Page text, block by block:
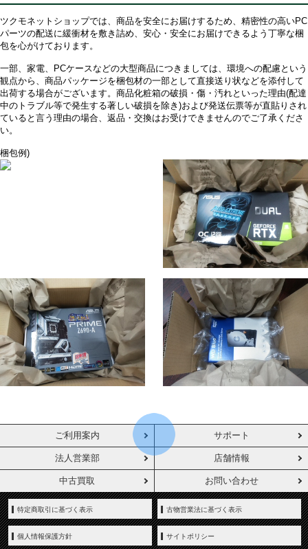
ツクモネットショップでは、商品を安全にお届けするため、精密性の高いPC
パーツの配送に緩衝材を敷き詰め、安心・安全にお届けできるよう丁寧な梱
包を心がけております。
一部、家電、PCケースなどの大型商品につきましては、環境への配慮という
観点から、商品パッケージを梱包材の一部として直接送り状などを添付して
出荷する場合がございます。商品化粧箱の破損・傷・汚れといった理由(配達
中のトラブル等で発生する著しい破損を除き)および発送伝票等が直貼りされ
ていると言う理由の場合、返品・交換はお受けできませんのでご了承くださ
い。
梱包例)
ご利用案内 サポート
法人営業部 店舗情報
中古買取 お問い合わせ
特定商取引に基づく表示 古物営業法に基づく表示
個人情報保護方針 サイトポリシー